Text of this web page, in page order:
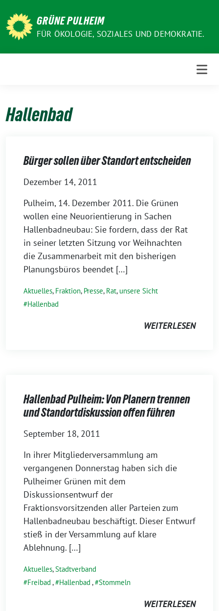
zum
Inhalt
GRÜNE PULHEIM
FÜR ÖKOLOGIE, SOZIALES UND DEMOKRATIE.
Hallenbad
Bürger sollen über Standort entscheiden
Dezember 14, 2011
Pulheim, 14. Dezember 2011. Die Grünen
wollen eine Neuorientierung in Sachen
Hallenbadneubau: Sie fordern, dass der Rat
in seiner letzten Sitzung vor Weihnachten
die Zusammenarbeit mit den bisherigen
Planungsbüros beendet […]
Aktuelles, Fraktion, Presse, Rat, unsere Sicht
Hallenbad
WEITERLESEN
Hallenbad Pulheim: Von Planern trennen
und Standortdiskussion offen führen
September 18, 2011
In ihrer Mitgliederversammlung am
vergangenen Donnerstag haben sich die
Pulheimer Grünen mit dem
Diskussionsentwurf der
Fraktionsvorsitzenden aller Parteien zum
Hallenbadneubau beschäftigt. Dieser Entwurf
stieß in der Versammlung auf klare
Ablehnung. […]
Aktuelles,Stadtverband
Freibad , Hallenbad , Stommeln
WEITERLESEN